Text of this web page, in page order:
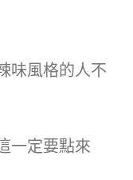
味風格的人不
一定要點來